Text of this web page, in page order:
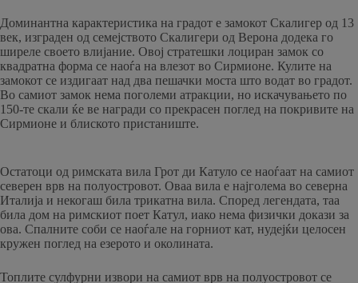
Доминантна карактеристика на градот е замокот Скалигер од 13
век, изграден од семејството Скалигери од Верона додека го
ширеле своето влијание. Овој стратешки лоциран замок со
квадратна форма се наоѓа на влезот во Сирмионе. Кулите на
замокот се издигаат над два пешачки моста што водат во градот.
Во самиот замок нема поголеми атракции, но искачувањето по
150-те скали ќе ве награди со прекрасен поглед на покривите на
Сирмионе и блиското пристаниште.
Остатоци од римската вила Грот ди Катуло се наоѓаат на самиот
северен врв на полуостровот. Оваа вила е најголема во северна
Италија и некогаш била трикатна вила. Според легендата, таа
била дом на римскиот поет Катул, иако нема физички докази за
ова. Спалните соби се наоѓале на горниот кат, нудејќи целосен
кружен поглед на езерото и околината.
Топлите сулфурни извори на самиот врв на полуостровот се